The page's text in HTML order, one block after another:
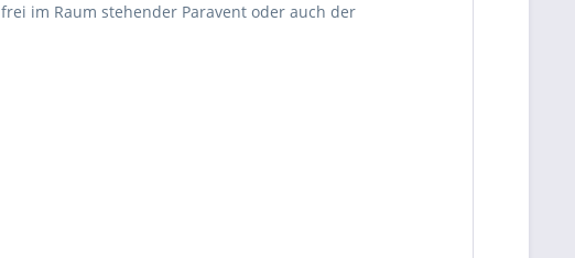
im Raum stehender Paravent oder auch der